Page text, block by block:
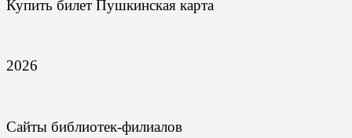
Купить билет Пушкинская карта
2026
Сайты библиотек-филиалов